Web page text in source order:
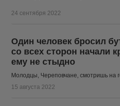
24 сентября 2022
Один человек бросил
со всех сторон начали
ему не стыдно
Молодцы, Череповчане, смотришь на
15 августа 2022